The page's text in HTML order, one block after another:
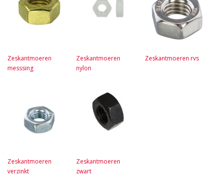
Zeskantmoeren
messsing
Zeskantmoeren
nylon
Zeskantmoeren rvs
Zeskantmoeren
verzinkt
Zeskantmoeren
zwart